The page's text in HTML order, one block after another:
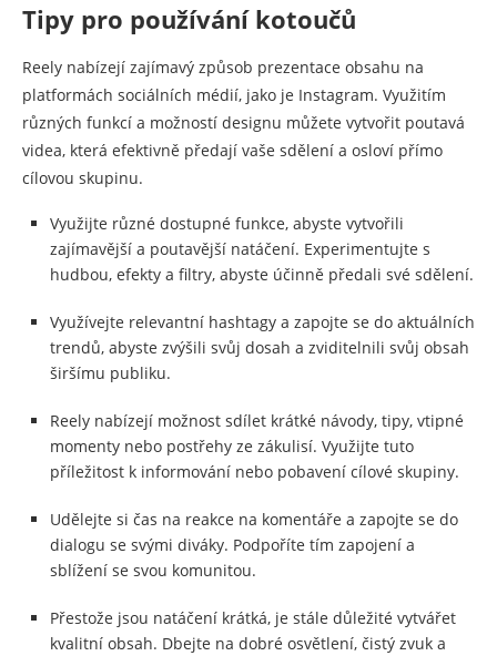
Tipy pro používání kotoučů
Reely nabízejí zajímavý způsob prezentace obsahu na
platformách sociálních médií, jako je Instagram. Využitím
různých funkcí a možností designu můžete vytvořit poutavá
videa, která efektivně předají vaše sdělení a osloví přímo
cílovou skupinu.
Využijte různé dostupné funkce, abyste vytvořili
zajímavější a poutavější natáčení. Experimentujte s
hudbou, efekty a filtry, abyste účinně předali své sdělení.
Využívejte relevantní hashtagy a zapojte se do aktuálních
trendů, abyste zvýšili svůj dosah a zviditelnili svůj obsah
širšímu publiku.
Reely nabízejí možnost sdílet krátké návody, tipy, vtipné
momenty nebo postřehy ze zákulisí. Využijte tuto
příležitost k informování nebo pobavení cílové skupiny.
Udělejte si čas na reakce na komentáře a zapojte se do
dialogu se svými diváky. Podpoříte tím zapojení a
sblížení se svou komunitou.
Přestože jsou natáčení krátká, je stále důležité vytvářet
kvalitní obsah. Dbejte na dobré osvětlení, čistý zvuk a